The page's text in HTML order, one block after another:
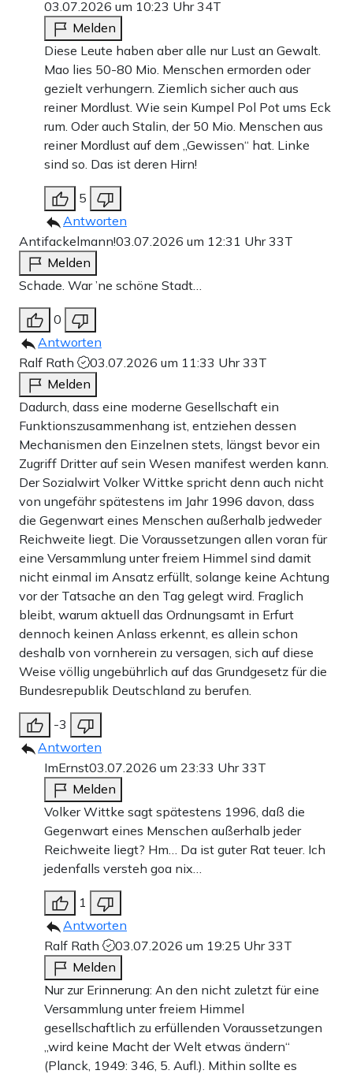
03.07.2026 um 10:23 Uhr34T
Melden
Diese Leute haben aber alle nur Lust an Gewalt.
Mao lies 50-80 Mio. Menschen ermorden oder
gezielt verhungern. Ziemlich sicher auch aus
reiner Mordlust. Wie sein Kumpel Pol Pot ums Eck
rum. Oder auch Stalin, der 50 Mio. Menschen aus
reiner Mordlust auf dem „Gewissen“ hat. Linke
sind so. Das ist deren Hirn!
5
Antworten
Antifackelmann!03.07.2026 um 12:31 Uhr33T
Melden
Schade. War ’ne schöne Stadt…
0
Antworten
Ralf Rath
03.07.2026 um 11:33 Uhr33T
Melden
Dadurch, dass eine moderne Gesellschaft ein
Funktionszusammenhang ist, entziehen dessen
Mechanismen den Einzelnen stets, längst bevor ein
Zugriff Dritter auf sein Wesen manifest werden kann.
Der Sozialwirt Volker Wittke spricht denn auch nicht
von ungefähr spätestens im Jahr 1996 davon, dass
die Gegenwart eines Menschen außerhalb jedweder
Reichweite liegt. Die Voraussetzungen allen voran für
eine Versammlung unter freiem Himmel sind damit
nicht einmal im Ansatz erfüllt, solange keine Achtung
vor der Tatsache an den Tag gelegt wird. Fraglich
bleibt, warum aktuell das Ordnungsamt in Erfurt
dennoch keinen Anlass erkennt, es allein schon
deshalb von vornherein zu versagen, sich auf diese
Weise völlig ungebührlich auf das Grundgesetz für die
Bundesrepublik Deutschland zu berufen.
-3
Antworten
ImErnst03.07.2026 um 23:33 Uhr33T
Melden
Volker Wittke sagt spätestens 1996, daß die
Gegenwart eines Menschen außerhalb jeder
Reichweite liegt? Hm… Da ist guter Rat teuer. Ich
jedenfalls versteh goa nix…
1
Antworten
Ralf Rath
03.07.2026 um 19:25 Uhr33T
Melden
Nur zur Erinnerung: An den nicht zuletzt für eine
Versammlung unter freiem Himmel
gesellschaftlich zu erfüllenden Voraussetzungen
„wird keine Macht der Welt etwas ändern“
(Planck, 1949: 346, 5. Aufl.). Mithin sollte es